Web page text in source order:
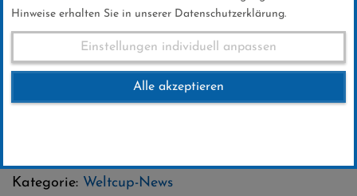
Kartenvorverkauf FIS
Skisprung Weltcup Willingen
2018
Kategorie: Weltcup-News
Hinweise erhalten Sie in unserer Datenschutzerklärung.
Einstellungen individuell anpassen
Alle akzeptieren